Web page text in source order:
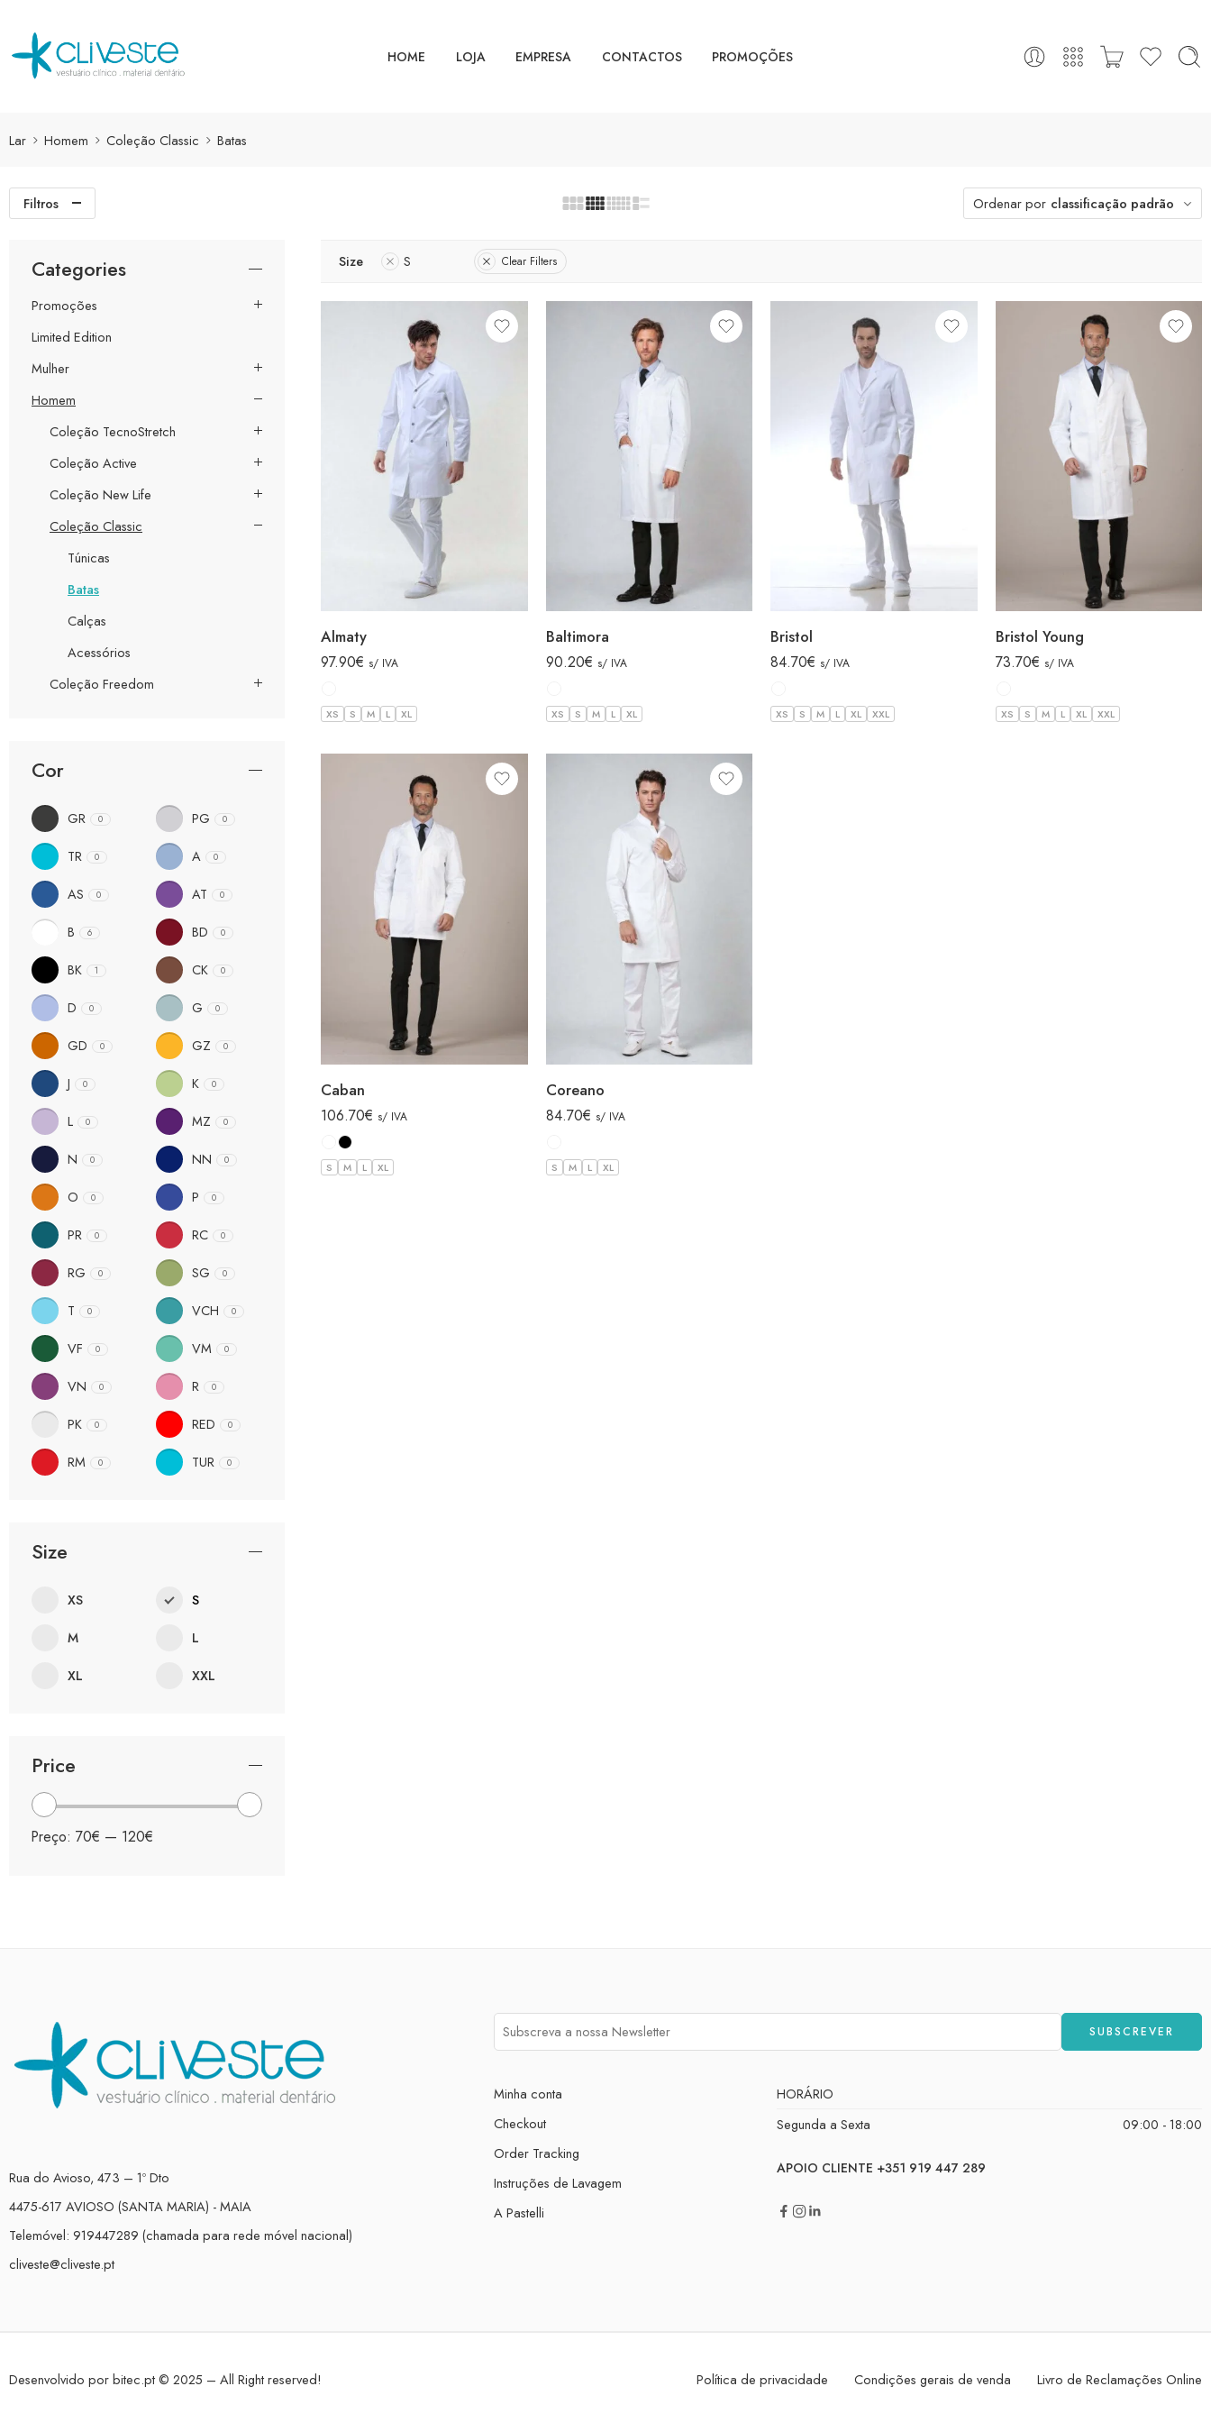
HOME LOJA EMPRESA CONTACTOS PROMOÇÕES
Lar Homem Coleção Classic Batas
Filtros Ordenar por classificação padrão
Size S Clear Filters
Almaty
97.90€ s/ IVA
XS S M L XL
Baltimora
90.20€ s/ IVA
XS S M L XL
Bristol
84.70€ s/ IVA
XS S M L XL XXL
Bristol Young
73.70€ s/ IVA
XS S M L XL XXL
Caban
106.70€ s/ IVA
S M L XL
Coreano
84.70€ s/ IVA
S M L XL
Categories
Promoções
Limited Edition
Mulher
Homem
Coleção TecnoStretch
Coleção Active
Coleção New Life
Coleção Classic
Túnicas
Batas
Calças
Acessórios
Coleção Freedom
Cor
GR 0 PG 0
TR 0 A 0
AS 0 AT 0
B 6 BD 0
BK 1 CK 0
D 0 G 0
GD 0 GZ 0
J 0 K 0
L 0 MZ 0
N 0 NN 0
O 0 P 0
PR 0 RC 0
RG 0 SG 0
T 0 VCH 0
VF 0 VM 0
VN 0 R 0
PK 0 RED 0
RM 0 TUR 0
Size
XS
S
M
L
XL
XXL
Price
Preço: 70€ — 120€
Rua do Avioso, 473 – 1º Dto
4475-617 AVIOSO (SANTA MARIA) - MAIA
Telemóvel: 919447289 (chamada para rede móvel nacional)
cliveste@cliveste.pt
Minha conta
Checkout
Order Tracking
Instruções de Lavagem
A Pastelli
HORÁRIO
Segunda a Sexta
09:00 - 18:00
APOIO CLIENTE +351 919 447 289
Desenvolvido porbitec.pt© 2025 – All Right reserved! Política de privacidade Condições gerais de venda Livro de Reclamações Online